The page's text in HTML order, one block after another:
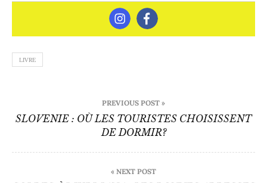
LIVRE
de
PREVIOUS POST »
SLOVENIE : OÙ LES TOURISTES CHOISISSENT
DE DORMIR?
« NEXT POST